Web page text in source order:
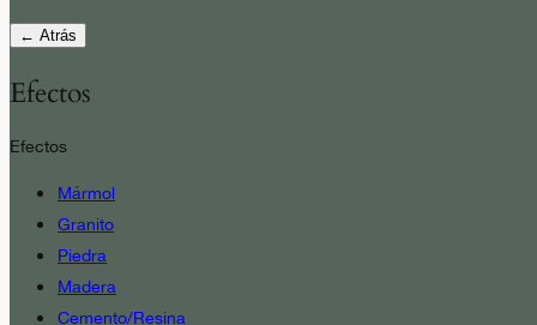
← Atrás
Efectos
Efectos
Mármol
Granito
Piedra
Madera
Cemento/Resina